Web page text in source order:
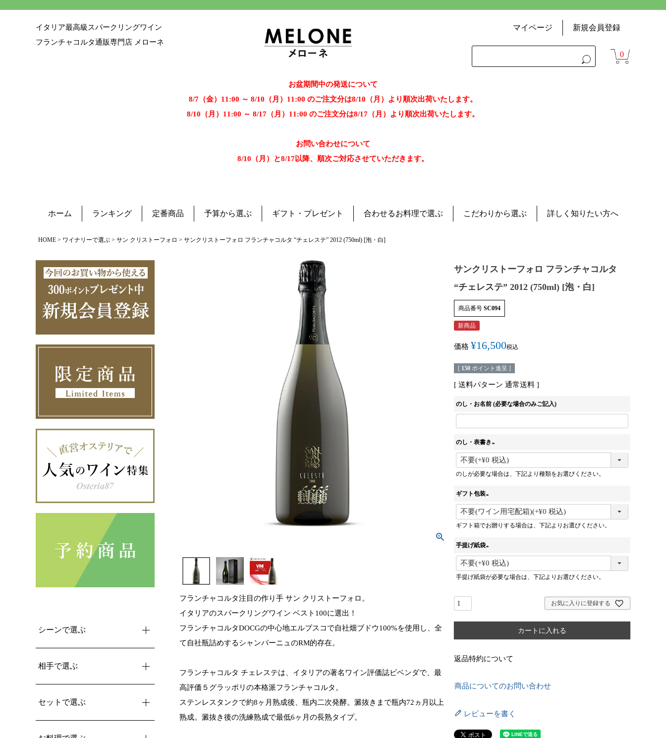
イタリア最高級スパークリングワイン
フランチャコルタ通販専門店 メローネ
マイページ 新規会員登録
0
お盆期間中の発送について
8/7（金）11:00 ～ 8/10（月）11:00 のご注文分は8/10（月）より順次出荷いたします。
8/10（月）11:00 ～ 8/17（月）11:00 のご注文分は8/17（月）より順次出荷いたします。
お問い合わせについて
8/10（月）と8/17以降、順次ご対応させていただきます。
ホーム ランキング 定番商品 予算から選ぶ ギフト・プレゼント 合わせるお料理で選ぶ こだわりから選ぶ 詳しく知りたい方へ
HOME ワイナリーで選ぶ サン クリストーフォロ サンクリストーフォロ フランチャコルタ “チェレステ” 2012 (750ml) [泡・白]
シーンで選ぶ
相手で選ぶ
セットで選ぶ
フランチャコルタ注目の作り手 サン クリストーフォロ。
イタリアのスパークリングワイン ベスト100に選出！
フランチャコルタDOCGの中心地エルブスコで自社畑ブドウ100%を使用し、全
て自社瓶詰めするシャンパーニュのRM的存在。
フランチャコルタ チェレステは、イタリアの著名ワイン評価誌ビベンダで、最
高評価５グラッポリの本格派フランチャコルタ。
ステンレスタンクで約8ヶ月熟成後、瓶内二次発酵。澱抜きまで瓶内72ヵ月以上
熟成。澱抜き後の洗練熟成で最低6ヶ月の長熟タイプ。
サンクリストーフォロ フランチャコルタ
“チェレステ” 2012 (750ml) [泡・白]
商品番号 SC094
新商品
価格 ¥16,500税込
[ 150 ポイント進呈 ]
送料パターン 通常送料
のし・お名前 (必要な場合のみご記入)
のし・表書き
(
必
のしが必要な場合は、下記より種類をお選びください。
ギフト包装
(
必
)
ギフト箱でお贈りする場合は、下記よりお選びください。
手提げ紙袋
(
必
手提げ紙袋が必要な場合は、下記よりお選びください。
お気に入りに登録する
カートに入れる
返品特約について
商品についてのお問い合わせ
レビューを書く